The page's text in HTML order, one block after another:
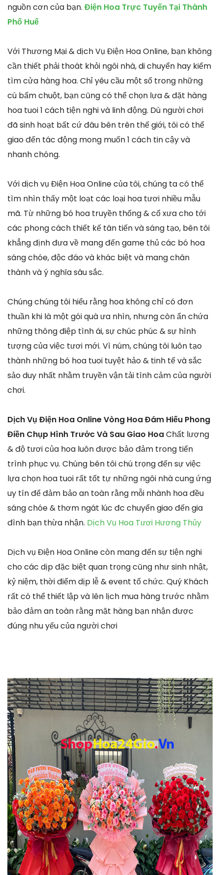
nguồn cơn của bạn. Điện Hoa Trực Tuyến Tại Thành
Phố Huế
Với Thương Mại & dịch Vụ Điện Hoa Online, bạn không
cần thiết phải thoát khỏi ngôi nhà, di chuyển hay kiếm
tìm cửa hàng hoa. Chỉ yêu cầu một số trong những
cú bấm chuột, bạn cũng có thể chọn lựa & đặt hàng
hoa tuoi 1 cách tiện nghi và linh động. Dù người chơi
đã sinh hoạt bất cứ đâu bên trên thế giới, tôi có thể
giao đến tác động mong muốn 1 cách tin cậy và
nhanh chóng.
Với dịch vụ Điện Hoa Online của tôi, chúng ta có thể
tìm nhìn thấy một loạt các loại hoa tươi nhiều mẫu
mã. Từ những bó hoa truyền thống & cổ xưa cho tới
các phong cách thiết kế tân tiến và sáng tạo, bên tôi
khẳng định đưa về mang đến game thủ các bó hoa
sáng chóe, độc đáo và khác biệt và mang chân
thành và ý nghĩa sâu sắc.
Chúng chúng tôi hiểu rằng hoa không chỉ có đơn
thuần khi là một gói quà ưa nhìn, nhưng còn ẩn chứa
những thông điệp tình ái, sự chúc phúc & sự hình
tượng của việc tươi mới. Vì núm, chúng tôi luôn tạo
thành những bó hoa tuoi tuyệt hảo & tinh tế và sắc
sảo duy nhất nhằm truyền vận tải tình cảm của người
chơi.
Dịch Vụ Điện Hoa Online Vòng Hoa Đám Hiếu Phong
Điền Chụp Hình Trước Và Sau Giao HoaChất lượng
& độ tươi của hoa luôn được bảo đảm trong tiến
trình phục vụ. Chúng bên tôi chú trọng đến sự việc
lựa chọn hoa tuoi rất tốt tự những ngôi nhà cung ứng
uy tín để đảm bảo an toàn rằng mỗi nhành hoa đều
sáng chóe & thơm ngát lúc đc chuyển giao đến gia
đình bạn thừa nhận. Dịch Vụ Hoa Tươi Hương Thủy
Dịch vụ Điện Hoa Online còn mang đến sự tiện nghi
cho các dịp đặc biệt quan trọng cũng như sinh nhật,
kỷ niệm, thời điểm dịp lễ & event tổ chức. Quý Khách
rất có thể thiết lập và lên lịch mua hàng trước nhằm
bảo đảm an toàn rằng mặt hàng bạn nhận được
đúng nhu yếu của người chơi